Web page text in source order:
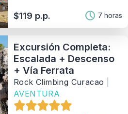
$119 p.p. 7 horas
Excursión Completa:
Escalada + Descenso
+ Vía Ferrata
Rock Climbing Curacao
AVENTURA